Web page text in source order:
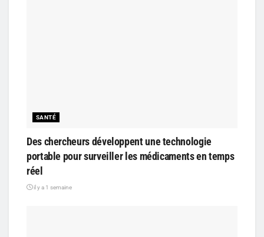
SANTÉ
Des chercheurs développent une technologie
portable pour surveiller les médicaments en temps
réel
il y a 1 semaine